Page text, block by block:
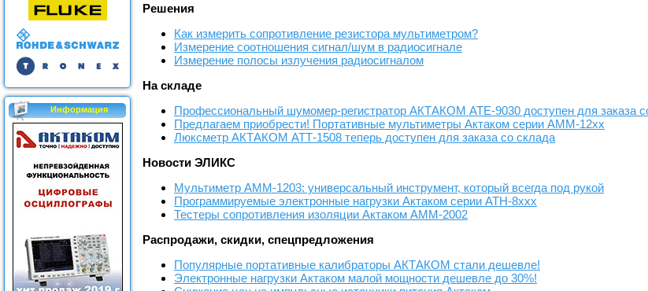
Информация
Решения
Как измерить сопротивление резистора мультиметром?
Измерение соотношения сигнал/шум в радиосигнале
Измерение полосы излучения радиосигналом
На складе
Профессиональный шумомер-регистратор АКТАКОМ АТЕ-9030 доступен для заказа
Предлагаем приобрести! Портативные мультиметры Актаком серии АММ-12хх
Люксметр АКТАКОМ АТТ-1508 теперь доступен для заказа со склада
Новости ЭЛИКС
Мультиметр АММ-1203: универсальный инструмент, который всегда под рукой
Программируемые электронные нагрузки Актаком серии АТН-8ххх
Тестеры сопротивления изоляции Актаком АММ-2002
Распродажи, скидки, спецпредложения
Популярные портативные калибраторы АКТАКОМ стали дешевле!
Электронные нагрузки Актаком малой мощности дешевле до 30%!